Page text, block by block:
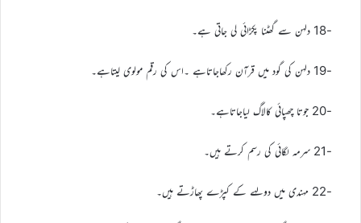
-18 دلہن سے گھٹنا پکڑائی لی جاتی ہے۔
-19 دلہن کی گود میں قرآن رکھاجاتاہے ۔اس کی رقم مولوی لیتاہے۔
-20 جوتا چھپائی کالاگ لیاجاتاہے۔
-21 سرمہ لگائی کی رسم کرتے ہیں۔
-22 مہندی میں دولہے کے کپڑے پھاڑتے ہیں۔